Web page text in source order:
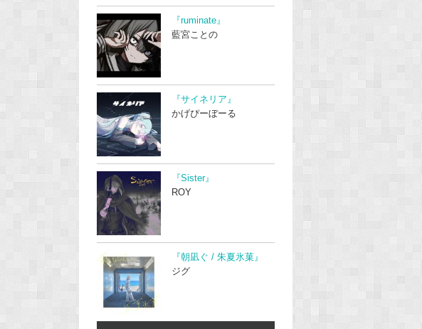
『ruminate』
藍宮ことの
『サイネリア』
かげぴーぼーる
『Sister』
ROY
『朝凪ぐ / 朱夏氷菓』
ジグ